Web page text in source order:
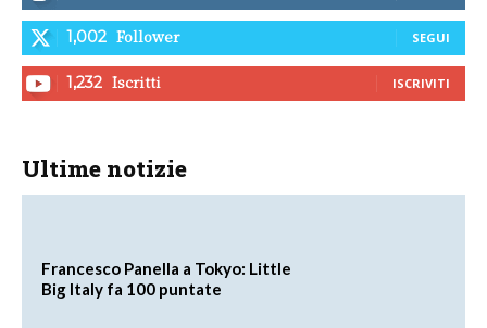
1,002 Follower SEGUI
1,232 Iscritti ISCRIVITI
Ultime notizie
Francesco Panella a Tokyo: Little
Big Italy fa 100 puntate